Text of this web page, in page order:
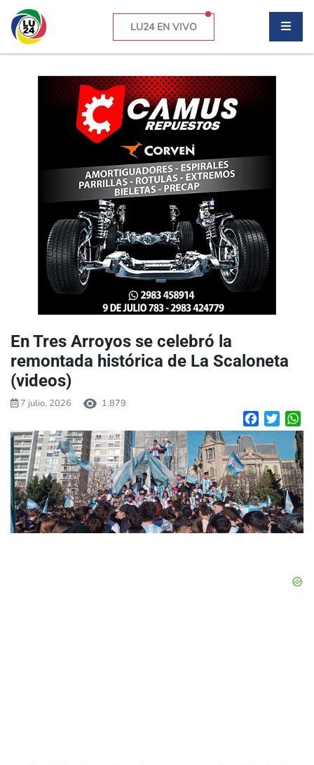
LU24 EN VIVO
En Tres Arroyos se celebró la
remontada histórica de La Scaloneta
(videos)
7 julio, 2026 1.879
Facebook